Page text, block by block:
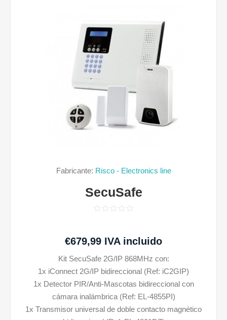
Fabricante: Risco - Electronics line
SecuSafe
€679,99 IVA incluido
Kit SecuSafe 2G/IP 868MHz con:
1x iConnect 2G/IP bidireccional (Ref: iC2GIP)
1x Detector PIR/Anti-Mascotas bidireccional con
cámara inalámbrica (Ref: EL-4855PI)
1x Transmisor universal de doble contacto magnético